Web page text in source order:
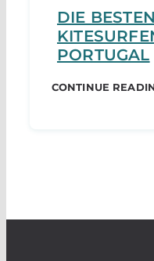
DIE
PORTUGAL
CONTINUE